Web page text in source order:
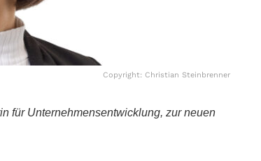
Copyright: Christian Steinbrenner
für Unternehmensentwicklung, zur neuen